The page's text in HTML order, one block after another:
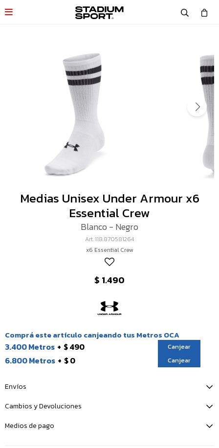

Medias Unisex Under Armour x6
Essential Crew
Blanco - Negro
118.870581264
x6 Essential Crew
$ 1.490
Comprá este artículo canjeando tus Metros OCA
3.400 Metros $ 490 Canjear
6.800 Metros $ 0 Canjear
Envíos
Cambios y Devoluciones
Medios de pago